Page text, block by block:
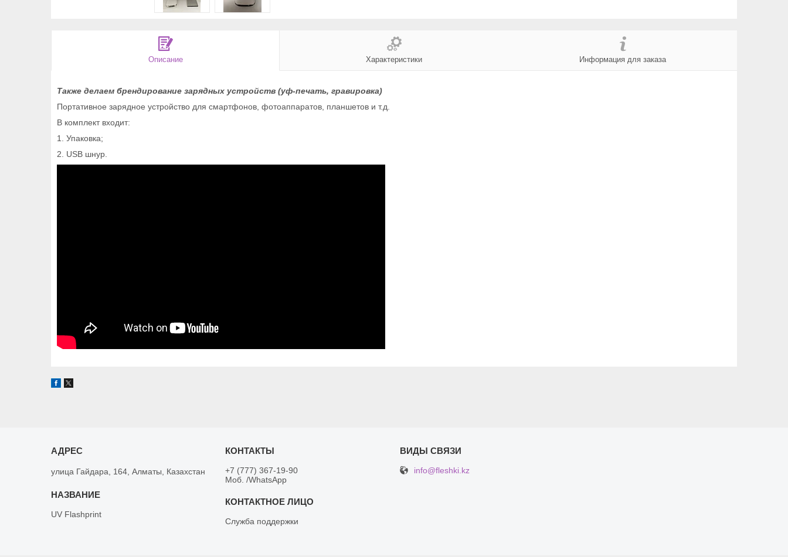
Описание Характеристики Информация для заказа
Также делаем брендирование зарядных устройств (уф-печать, гравировка)
Портативное зарядное устройство для cмартфонов, фотоаппаратов, планшетов и т.д.
В комплект входит:
1. Упаковка;
2. USB шнур.
улица Гайдара, 164, Алматы, Казахстан
UV Flashprint
+7 (777) 367-19-90
Моб. /WhatsApp
Служба поддержки
info@fleshki.kz